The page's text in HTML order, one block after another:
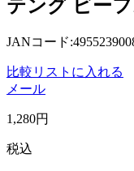
テング ビー
JANコード
比較リストに入れる
メール
1,280円
税込